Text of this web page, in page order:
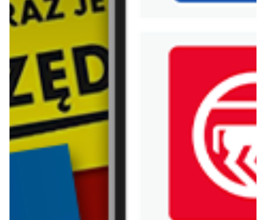
Zawartość dla osób
pełnoletnich
ODBLOKUJ
od dziś
Biedronka
już za 7 dni
WIĘCEJ GAZETEK